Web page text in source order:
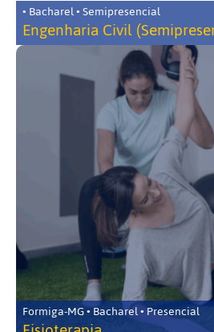
• Bacharel • Semipresencial
Engenharia Civil
Formiga-MG • Bacharel • Presencial